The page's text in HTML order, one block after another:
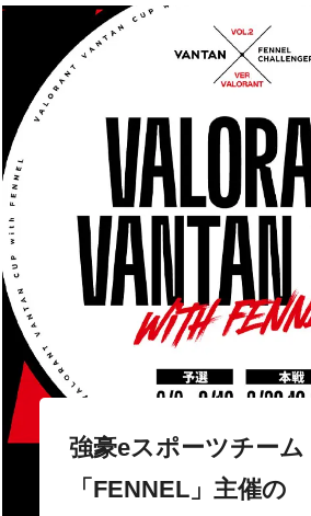
強豪eスポーツチーム
「FENNEL」主催の